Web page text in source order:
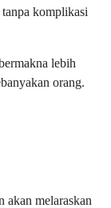
komplikasi
lebih
orang.
akan melaraskan